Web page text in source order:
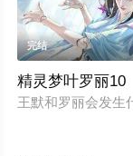
完结
精灵梦叶罗丽10
王默和罗丽会发生